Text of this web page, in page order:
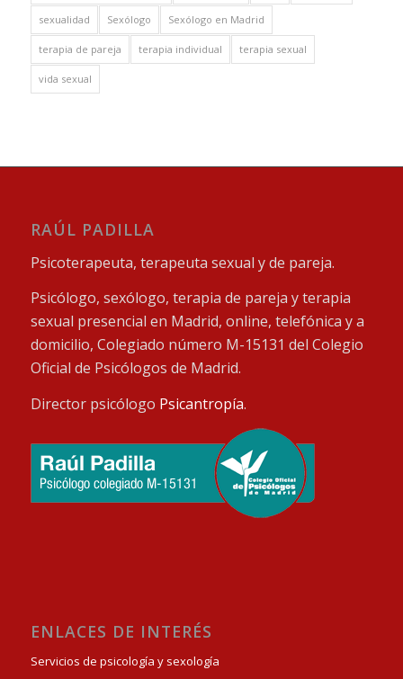
sexualidad Sexólogo Sexólogo en Madrid
terapia de pareja terapia individual terapia sexual
vida sexual
RAÚL PADILLA
Psicoterapeuta, terapeuta sexual y de pareja.
Psicólogo, sexólogo, terapia de pareja y terapia
sexual presencial en Madrid, online, telefónica y a
domicilio, Colegiado número M-15131 del Colegio
Oficial de Psicólogos de Madrid.
Director psicólogo Psicantropía.
ENLACES DE INTERÉS
Servicios de psicología y sexología